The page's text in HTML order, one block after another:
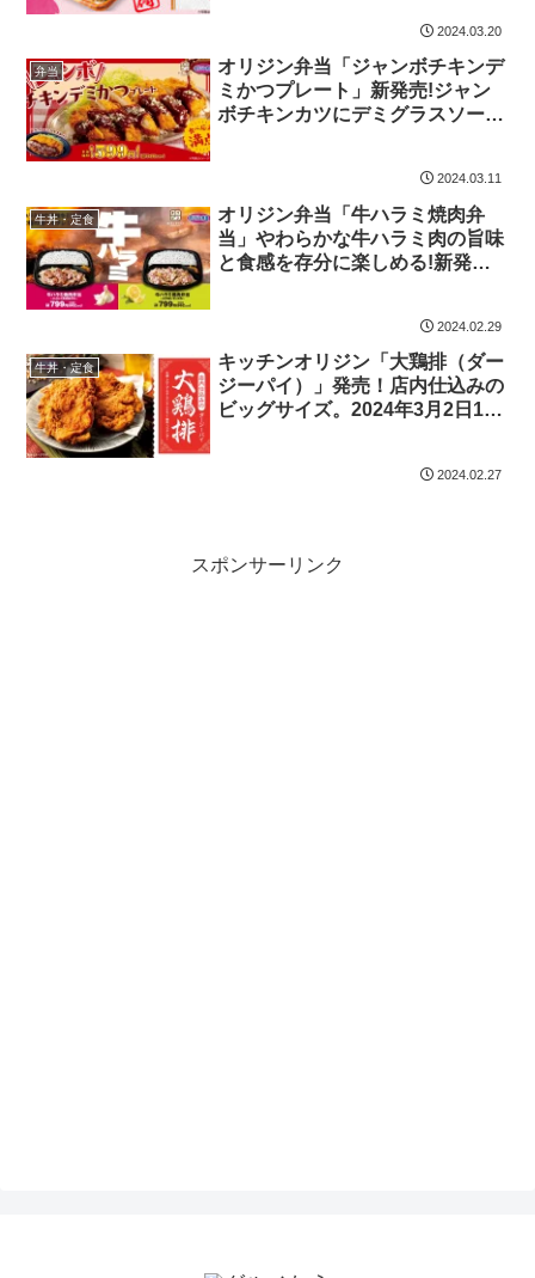
2024.03.20
弁当
オリジン弁当「ジャンボチキンデ
ミかつプレート」新発売!ジャン
ボチキンカツにデミグラスソース
2024.03.11
牛丼・定食
オリジン弁当「牛ハラミ焼肉弁
当」やわらかな牛ハラミ肉の旨味
と食感を存分に楽しめる!新発
2024.02.29
牛丼・定食
キッチンオリジン「大鶏排（ダー
ジーパイ）」発売！店内仕込みの
ビッグサイズ。2024年3月2日11
2024.02.27
スポンサーリンク